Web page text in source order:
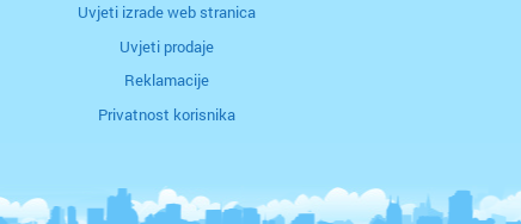
Uvjeti izrade web stranica
Uvjeti prodaje
Reklamacije
Privatnost korisnika